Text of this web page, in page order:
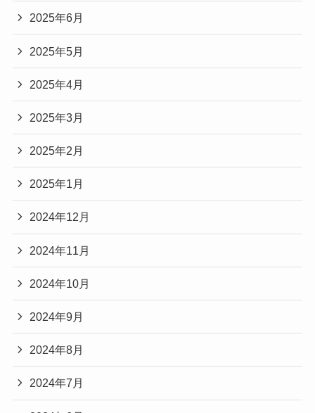
2025年6月
2025年5月
2025年4月
2025年3月
2025年2月
2025年1月
2024年12月
2024年11月
2024年10月
2024年9月
2024年8月
2024年7月